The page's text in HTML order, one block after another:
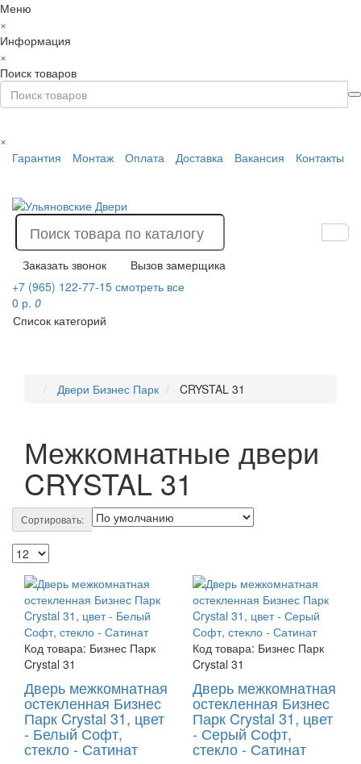
Меню
×
Информация
×
Поиск товаров
×
Гарантия
Монтаж Оплата Доставка Вакансия Контакты
Заказать звонок
Вызов замерщика
+7 (965) 122-77-15 смотреть все
0 р. 0
Список категорий
Двери Бизнес Парк CRYSTAL 31
Межкомнатные двери
CRYSTAL 31
Сортировать:
Код товара: Бизнес Парк
Crystal 31
Дверь межкомнатная
остекленная Бизнес
Парк Crystal 31, цвет
- Белый Софт,
стекло - Сатинат
Код товара: Бизнес Парк
Crystal 31
Дверь межкомнатная
остекленная Бизнес
Парк Crystal 31, цвет
- Серый Софт,
стекло - Сатинат